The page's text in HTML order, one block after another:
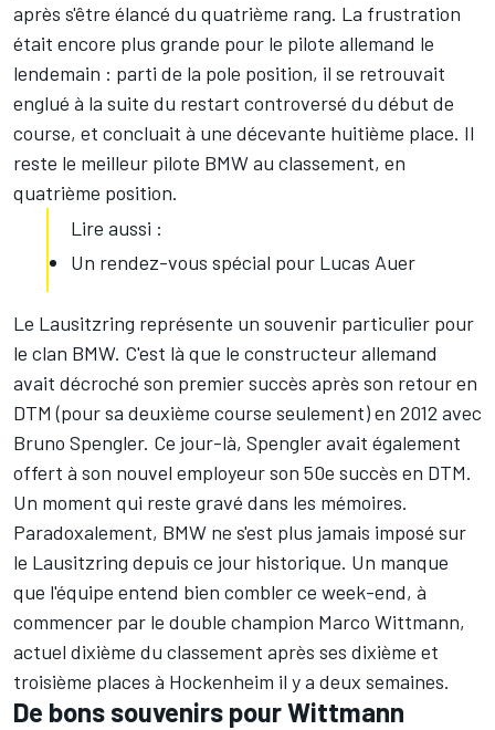
après s'être élancé du quatrième rang. La frustration
était encore plus grande pour le pilote allemand le
lendemain : parti de la pole position, il se retrouvait
englué à la suite du restart controversé du début de
course, et concluait à une décevante huitième place. Il
reste le meilleur pilote BMW au classement, en
quatrième position.
Lire aussi :
Un rendez-vous spécial pour Lucas Auer
Le Lausitzring représente un souvenir particulier pour
le clan BMW. C'est là que le constructeur allemand
avait décroché son premier succès après son retour en
DTM (pour sa deuxième course seulement) en 2012 avec
Bruno Spengler. Ce jour-là, Spengler avait également
offert à son nouvel employeur son 50e succès en DTM.
Un moment qui reste gravé dans les mémoires.
Paradoxalement, BMW ne s'est plus jamais imposé sur
le Lausitzring depuis ce jour historique. Un manque
que l'équipe entend bien combler ce week-end, à
commencer par le double champion Marco Wittmann,
actuel dixième du classement après ses dixième et
troisième places à Hockenheim il y a deux semaines.
De bons souvenirs pour Wittmann